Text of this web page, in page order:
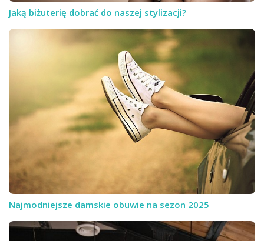
Jaką biżuterię dobrać do naszej stylizacji?
Najmodniejsze damskie obuwie na sezon 2025